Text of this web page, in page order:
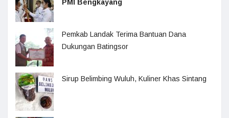
PMI Bengkayang
Pemkab Landak Terima Bantuan Dana
Dukungan Batingsor
Sirup Belimbing Wuluh, Kuliner Khas Sintang